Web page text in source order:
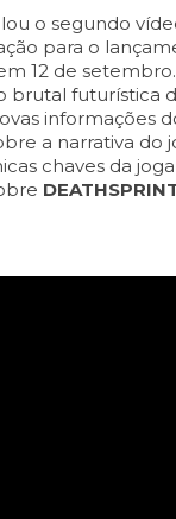
o segundo
para o
12 de
brutal futurística
informações
a narrativa do
chaves da